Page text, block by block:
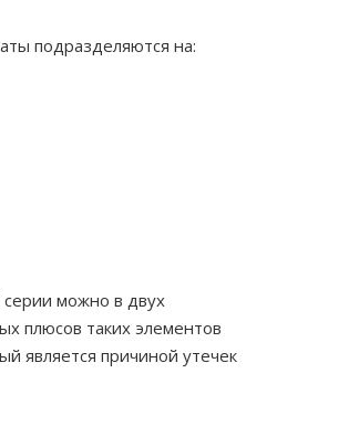
подразделяются на:
можно в двух
плюсов таких элементов
является причиной утечек